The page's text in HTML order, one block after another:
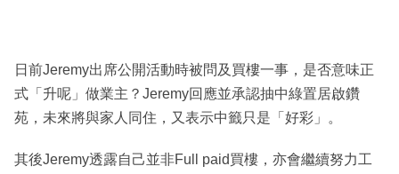
日前Jeremy出席公開活動時被問及買樓一事，是否意味正
式「升呢」做業主？Jeremy回應並承認抽中綠置居啟鑽
苑，未來將與家人同住，又表示中籤只是「好彩」。
其後Jeremy透露自己並非Full paid買樓，亦會繼續努力工